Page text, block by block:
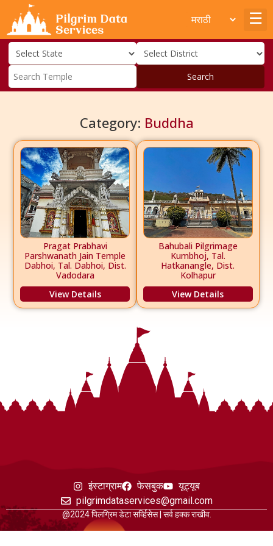
Search
Category: Buddha
Pragat Prabhavi
Parshwanath Jain Temple
Dabhoi, Tal. Dabhoi, Dist.
Vadodara
View Details
Bahubali Pilgrimage
Kumbhoj, Tal.
Hatkanangle, Dist.
Kolhapur
View Details
इंस्टाग्राम फेसबुक
यूट्यूब
pilgrimdataservices@gmail.com
@2024 पिलग्रिम डेटा सर्व्हिसेस | सर्व हक्क राखीव.